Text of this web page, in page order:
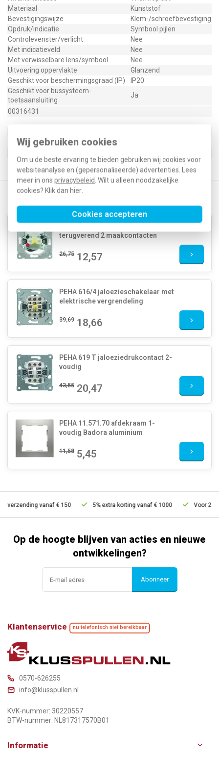
Wij gebruiken cookies
Om u de beste ervaring te bieden gebruiken wij cookies voor
websiteanalyse en (gepersonaliseerde) advertenties. Lees
meer in ons privacybeleid . Wilt u alleen noodzakelijke
cookies? Klik dan hier
Cookies accepteren
Materiaal
Kunststof
Bevestigingswijze
Klem-/schroefbevestiging
Opdruk/indicatie
Symbool pijlen
Controlevenster/verlicht
Nee
Met indicatieveld
Nee
Met verwisselbare lens/symbool
Nee
Uitvoering oppervlakte
Glanzend
Geschikt voor beschermingsgraad (IP)
IP20
Geschikt voor bussysteem-
toetsaansluiting
Ja
00316431
EAN (GTIN-13)
Gerelateerde producten
terugverend 2 maakcontacten
26,75 12,57
PEHA 616/4 jaloezieschakelaar met
elektrische vergrendeling
39,69 18,66
PEHA 619 T jaloeziedrukcontact 2-
voudig
43,55 20,47
PEHA 11.571.70 afdekraam 1-
voudig Badora aluminium
11,58 5,45
verzending vanaf € 150 5% extra korting vanaf € 1000 Voor 21u
Op de hoogte blijven van acties en nieuwe
ontwikkelingen?
Abonneer
Klantenservice nu telefonisch niet bereikbaar
0570-626255
info@klusspullen.nl
KVK-nummer: 30220557
BTW-nummer: NL817317570B01
Informatie